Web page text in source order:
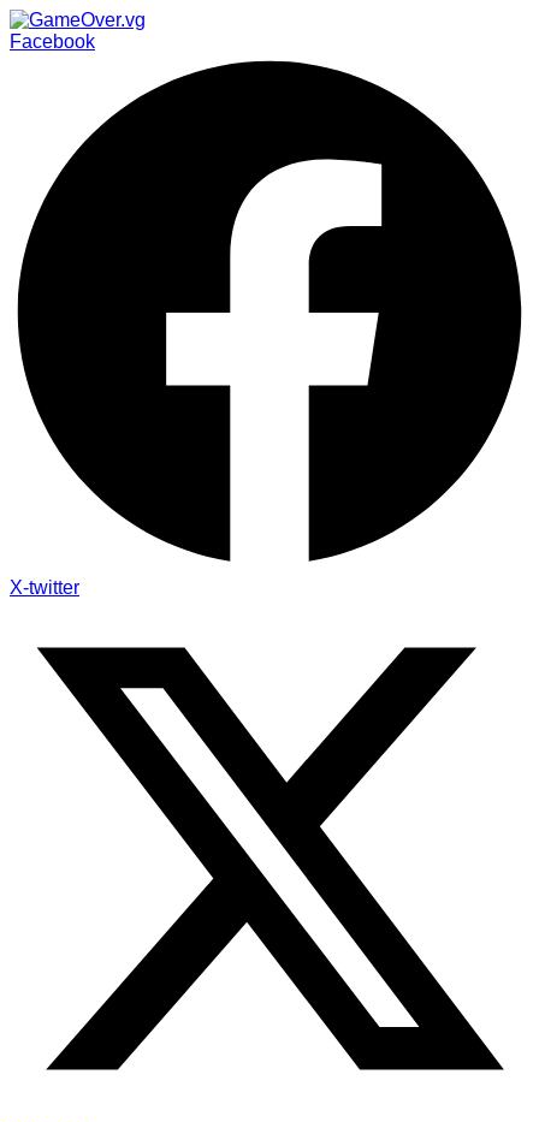
Facebook
X-twitter